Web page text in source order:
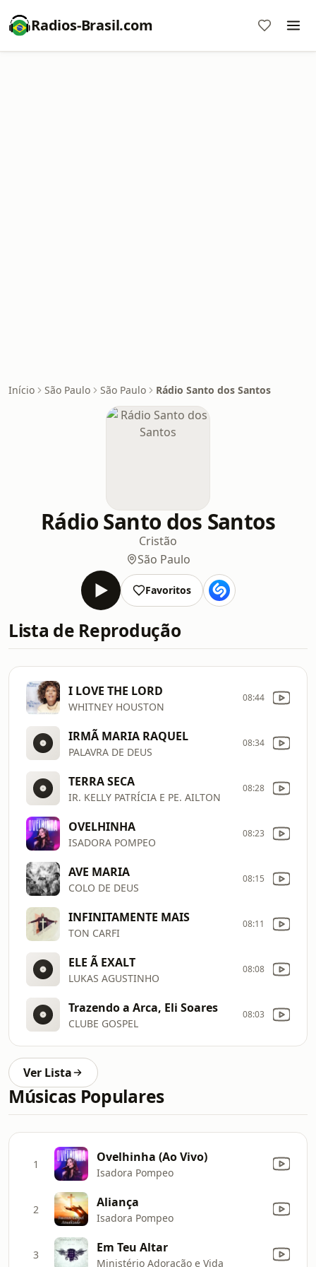
Radios-Brasil.com
Início São Paulo São Paulo Rádio Santo dos Santos
Rádio Santo dos Santos
Cristão
São Paulo
Favoritos
Lista de Reprodução
I LOVE THE LORD
WHITNEY HOUSTON
08:44
IRMÃ MARIA RAQUEL
PALAVRA DE DEUS
08:34
TERRA SECA
IR. KELLY PATRÍCIA E PE. AILTON
08:28
OVELHINHA
ISADORA POMPEO
08:23
AVE MARIA
COLO DE DEUS
08:15
INFINITAMENTE MAIS
TON CARFI
08:11
ELE Ã EXALT
LUKAS AGUSTINHO
08:08
Trazendo a Arca, Eli Soares
CLUBE GOSPEL
08:03
Ver Lista
Músicas Populares
1 Ovelhinha (Ao Vivo)
Isadora Pompeo
2 Aliança
Isadora Pompeo
3 Em Teu Altar
Ministério Adoração e Vida